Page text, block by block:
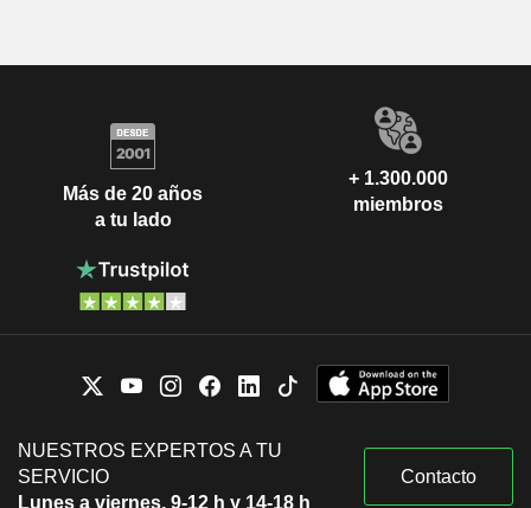
Más de 20 años
a tu lado
+ 1.300.000
miembros
NUESTROS EXPERTOS A TU
SERVICIO
Lunes a viernes, 9-12 h y 14-18 h
Contacto